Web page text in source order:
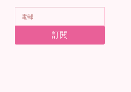
訂閱